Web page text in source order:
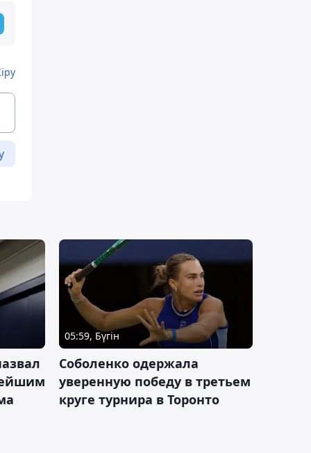
05:59, Бүгін
Соболенко одержала
уверенную победу в третьем
круге турнира в Торонто